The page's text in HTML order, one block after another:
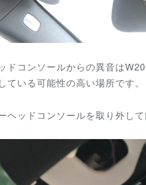
ドコンソールからの異音は
ている可能性の高い場所です。
ヘッドコンソールを取り外して